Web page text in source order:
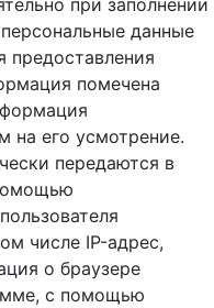
при заполнении
данные
предоставления
помечена
на его усмотрение.
передаются в
числе IP-адрес,
о браузере
с помощью